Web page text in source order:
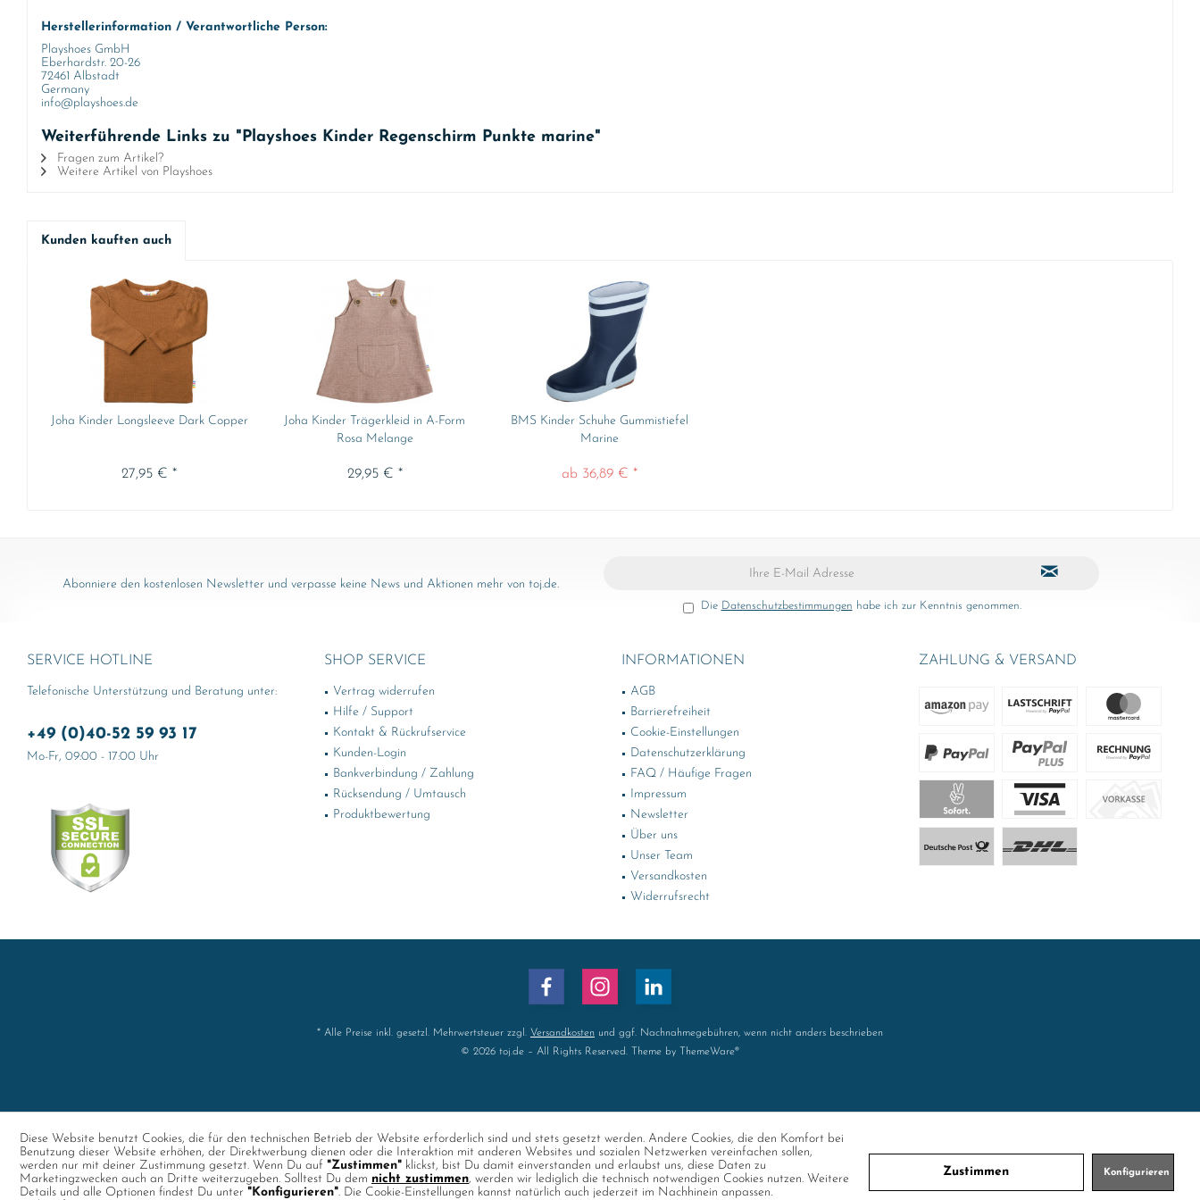
Herstellerinformation / Verantwortliche Person:
Playshoes GmbH
Eberhardstr. 20-26
72461 Albstadt
Germany
info@playshoes.de
Weiterführende Links zu "Playshoes Kinder Regenschirm Punkte marine"
Fragen zum Artikel?
Weitere Artikel von Playshoes
Kunden kauften auch
Joha Kinder Longsleeve Dark Copper
27,95 € *
Joha Kinder Trägerkleid in A-Form
Rosa Melange
29,95 € *
BMS Kinder Schuhe Gummistiefel
Marine
ab 36,89 € *
Abonniere den kostenlosen Newsletter und verpasse keine News und Aktionen mehr von toj.de.
Die Datenschutzbestimmungen habe ich zur Kenntnis genommen.
SERVICE HOTLINE
Telefonische Unterstützung und Beratung unter:
+49 (0)40-52 59 93 17
Mo-Fr, 09:00 - 17:00 Uhr
SHOP SERVICE
Vertrag widerrufen
Hilfe / Support
Kontakt & Rückrufservice
Kunden-Login
Bankverbindung / Zahlung
Rücksendung / Umtausch
Produktbewertung
INFORMATIONEN
AGB
Barrierefreiheit
Cookie-Einstellungen
Datenschutzerklärung
FAQ / Häufige Fragen
Impressum
Newsletter
Über uns
Unser Team
Versandkosten
Widerrufsrecht
ZAHLUNG & VERSAND
* Alle Preise inkl. gesetzl. Mehrwertsteuer zzgl. Versandkosten und ggf. Nachnahmegebühren, wenn nicht anders beschrieben
© 2026 toj.de – All Rights Reserved. Theme by
ThemeWare®
Diese Website benutzt Cookies, die für den technischen Betrieb der Website erforderlich sind und stets gesetzt werden. Andere Cookies, die den Komfort bei
Benutzung dieser Website erhöhen, der Direktwerbung dienen oder die Interaktion mit anderen Websites und sozialen Netzwerken vereinfachen sollen,
werden nur mit deiner Zustimmung gesetzt. Wenn Du auf "Zustimmen" klickst, bist Du damit einverstanden und erlaubst uns, diese Daten zu
Marketingzwecken auch an Dritte weiterzugeben. Solltest Du dem nicht zustimmen, werden wir lediglich die technisch notwendigen Cookies nutzen. Weitere
Details und alle Optionen findest Du unter "Konfigurieren". Die Cookie-Einstellungen kannst natürlich auch jederzeit im Nachhinein anpassen.
Zustimmen Konfigurieren